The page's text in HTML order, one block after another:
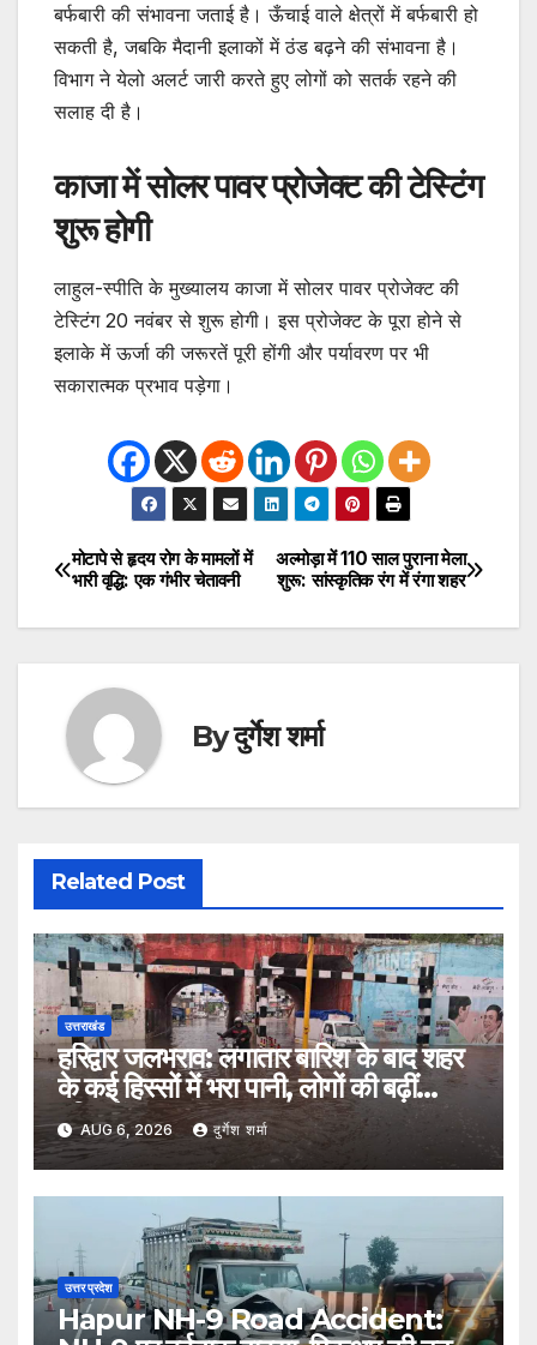
बर्फबारी की संभावना जताई है। ऊँचाई वाले क्षेत्रों में बर्फबारी हो
सकती है, जबकि मैदानी इलाकों में ठंड बढ़ने की संभावना है।
विभाग ने येलो अलर्ट जारी करते हुए लोगों को सतर्क रहने की
सलाह दी है।
काजा में सोलर पावर प्रोजेक्ट की टेस्टिंग
शुरू होगी
लाहुल-स्पीति के मुख्यालय काजा में सोलर पावर प्रोजेक्ट की
टेस्टिंग 20 नवंबर से शुरू होगी। इस प्रोजेक्ट के पूरा होने से
इलाके में ऊर्जा की जरूरतें पूरी होंगी और पर्यावरण पर भी
सकारात्मक प्रभाव पड़ेगा।
Post
navigation
अल्मोड़ा में 110 साल पुराना मेला
शुरू: सांस्कृतिक रंग में रंगा शहर
मोटापे से हृदय रोग के मामलों में
भारी वृद्धि: एक गंभीर चेतावनी
Byदुर्गेश शर्मा
Related Post
उत्तराखंड
हरिद्वार जलभराव: लगातार बारिश के बाद शहर
के कई हिस्सों में भरा पानी, लोगों की बढ़ीं
मुश्किलें
AUG 6, 2026 दुर्गेश शर्मा
उत्तर प्रदेश
Hapur NH-9 Road Accident: